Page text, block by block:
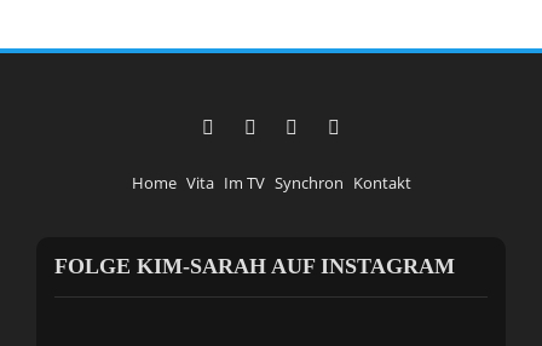
Home Vita Im TV Synchron Kontakt
FOLGE KIM-SARAH AUF INSTAGRAM